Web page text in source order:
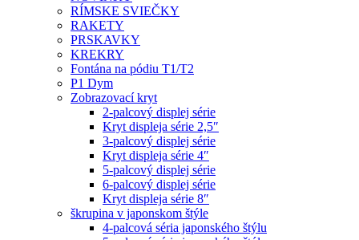
RÍMSKE SVIEČKY
RAKETY
PRSKAVKY
KREKRY
Fontána na pódiu T1/T2
P1 Dym
Zobrazovací kryt
2-palcový displej série
Kryt displeja série 2,5″
3-palcový displej série
Kryt displeja série 4″
5-palcový displej série
6-palcový displej série
Kryt displeja série 8″
škrupina v japonskom štýle
4-palcová séria japonského štýlu